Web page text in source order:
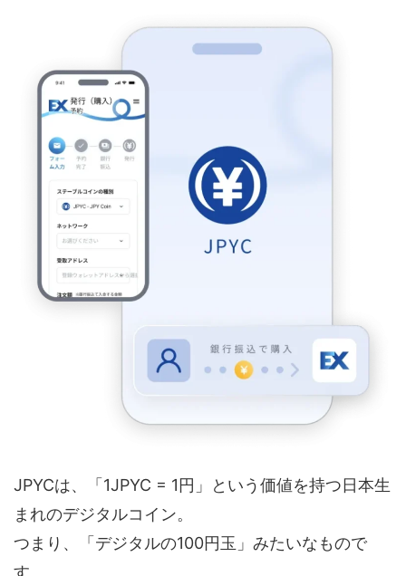
JPYCは、「1JPYC = 1円」という価値を持つ日本生
まれのデジタルコイン。
つまり、「デジタルの100円玉」みたいなもので